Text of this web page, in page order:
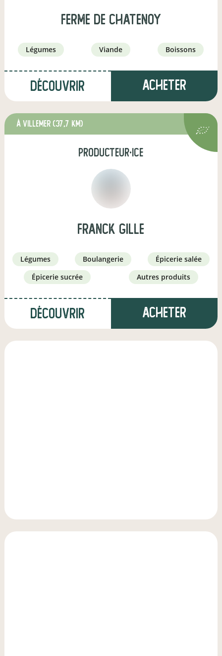
ferme de chatenoy
légumes viande boissons
Découvrir Acheter
à Villemer (37,7 km)
producteur·ice
franck gille
légumes boulangerie
épicerie salée
épicerie sucrée
autres produits
Découvrir Acheter